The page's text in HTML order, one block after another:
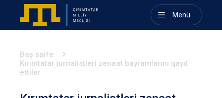
Menü
Baş saife
Kırımtatar jurnalistleri zenaat bayramlarını qayd
ettiler